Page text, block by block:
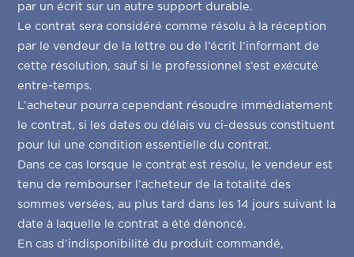
par un écrit sur un autre support durable.
Le contrat sera considéré comme résolu à la réception
par le vendeur de la lettre ou de l’écrit l’informant de
cette résolution, sauf si le professionnel s’est exécuté
entre-temps.
L’acheteur pourra cependant résoudre immédiatement
le contrat, si les dates ou délais vu ci-dessus constituent
pour lui une condition essentielle du contrat.
Dans ce cas lorsque le contrat est résolu, le vendeur est
tenu de rembourser l’acheteur de la totalité des
sommes versées, au plus tard dans les 14 jours suivant la
date à laquelle le contrat a été dénoncé.
En cas d’indisponibilité du produit commandé,